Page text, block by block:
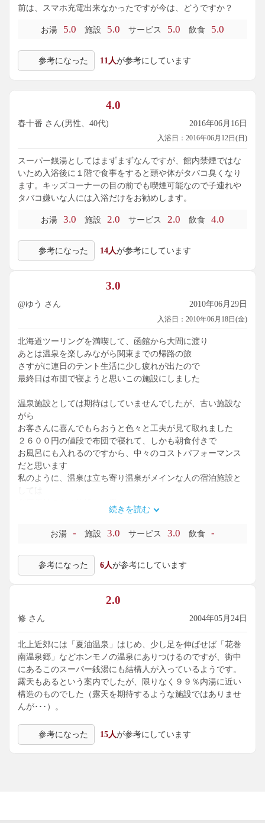
前は、スマホ充電出来なかったですが今は、どうですか？
お湯 5.0 施設 5.0 サービス 5.0 飲食 5.0
参考になった 11人が参考にしています
4.0
春十番 さん(男性、40代) 2016年06月16日
入浴日：2016年06月12日(日)
スーパー銭湯としてはまずまずなんですが、館内禁煙ではな
いため入浴後に１階で食事をすると頭や体がタバコ臭くなり
ます。キッズコーナーの目の前でも喫煙可能なので子連れや
タバコ嫌いな人には入浴だけをお勧めします。
お湯 3.0 施設 2.0 サービス 2.0 飲食 4.0
参考になった 14人が参考にしています
3.0
@ゆう さん 2010年06月29日
入浴日：2010年06月18日(金)
北海道ツーリングを満喫して、函館から大間に渡り
あとは温泉を楽しみながら関東までの帰路の旅
さすがに連日のテント生活に少し疲れが出たので
最終日は布団で寝ようと思いこの施設にしました
温泉施設としては期待はしていませんでしたが、古い施設な
がら
お客さんに喜んでもらおうと色々と工夫が見て取れました
２６００円の値段で布団で寝れて、しかも朝食付きで
お風呂にも入れるのですから、中々のコストパフォーマンス
だと思います
私のように、温泉は立ち寄り温泉がメインな人の宿泊施設と
しては
続きを読む
お湯 - 施設 3.0 サービス 3.0 飲食 -
参考になった 6人が参考にしています
2.0
修 さん 2004年05月24日
北上近郊には「夏油温泉」はじめ、少し足を伸ばせば「花巻
南温泉郷」などホンモノの温泉にありつけるのですが、街中
にあるこのスーパー銭湯にも結構人が入っているようです。
露天もあるという案内でしたが、限りなく９９％内湯に近い
構造のものでした（露天を期待するような施設ではありませ
んが･･･）。
参考になった 15人が参考にしています